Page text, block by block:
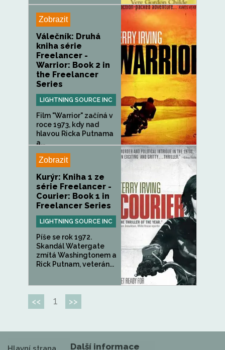
Zobrazit
Válečník: Druhá
kniha série
Freelancer -
Warrior: Book 2 in
the Freelancer
Series
LIGHTNING SOURCE INC
Film "Warrior" začíná v
roce 1973, kdy nad
hlavou Ricka Putnama
a...
Zobrazit
Kurýr: Kniha 1 ze
série Freelancer -
Courier: Book 1 in
Freelancer Series
LIGHTNING SOURCE INC
Píše se rok 1972.
Skandál Watergate
zmítá Washingtonem a
Rick Putnam, veterán...
<< 1 >>
Další informace